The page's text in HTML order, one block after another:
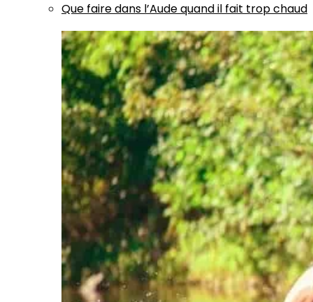
Que faire dans l’Aude quand il fait trop chaud